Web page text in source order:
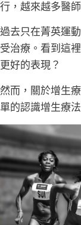
行，越來越多醫
過去只在菁英運
受治療。看到這
更好的表現？
然而，關於增生
單的認識增生療